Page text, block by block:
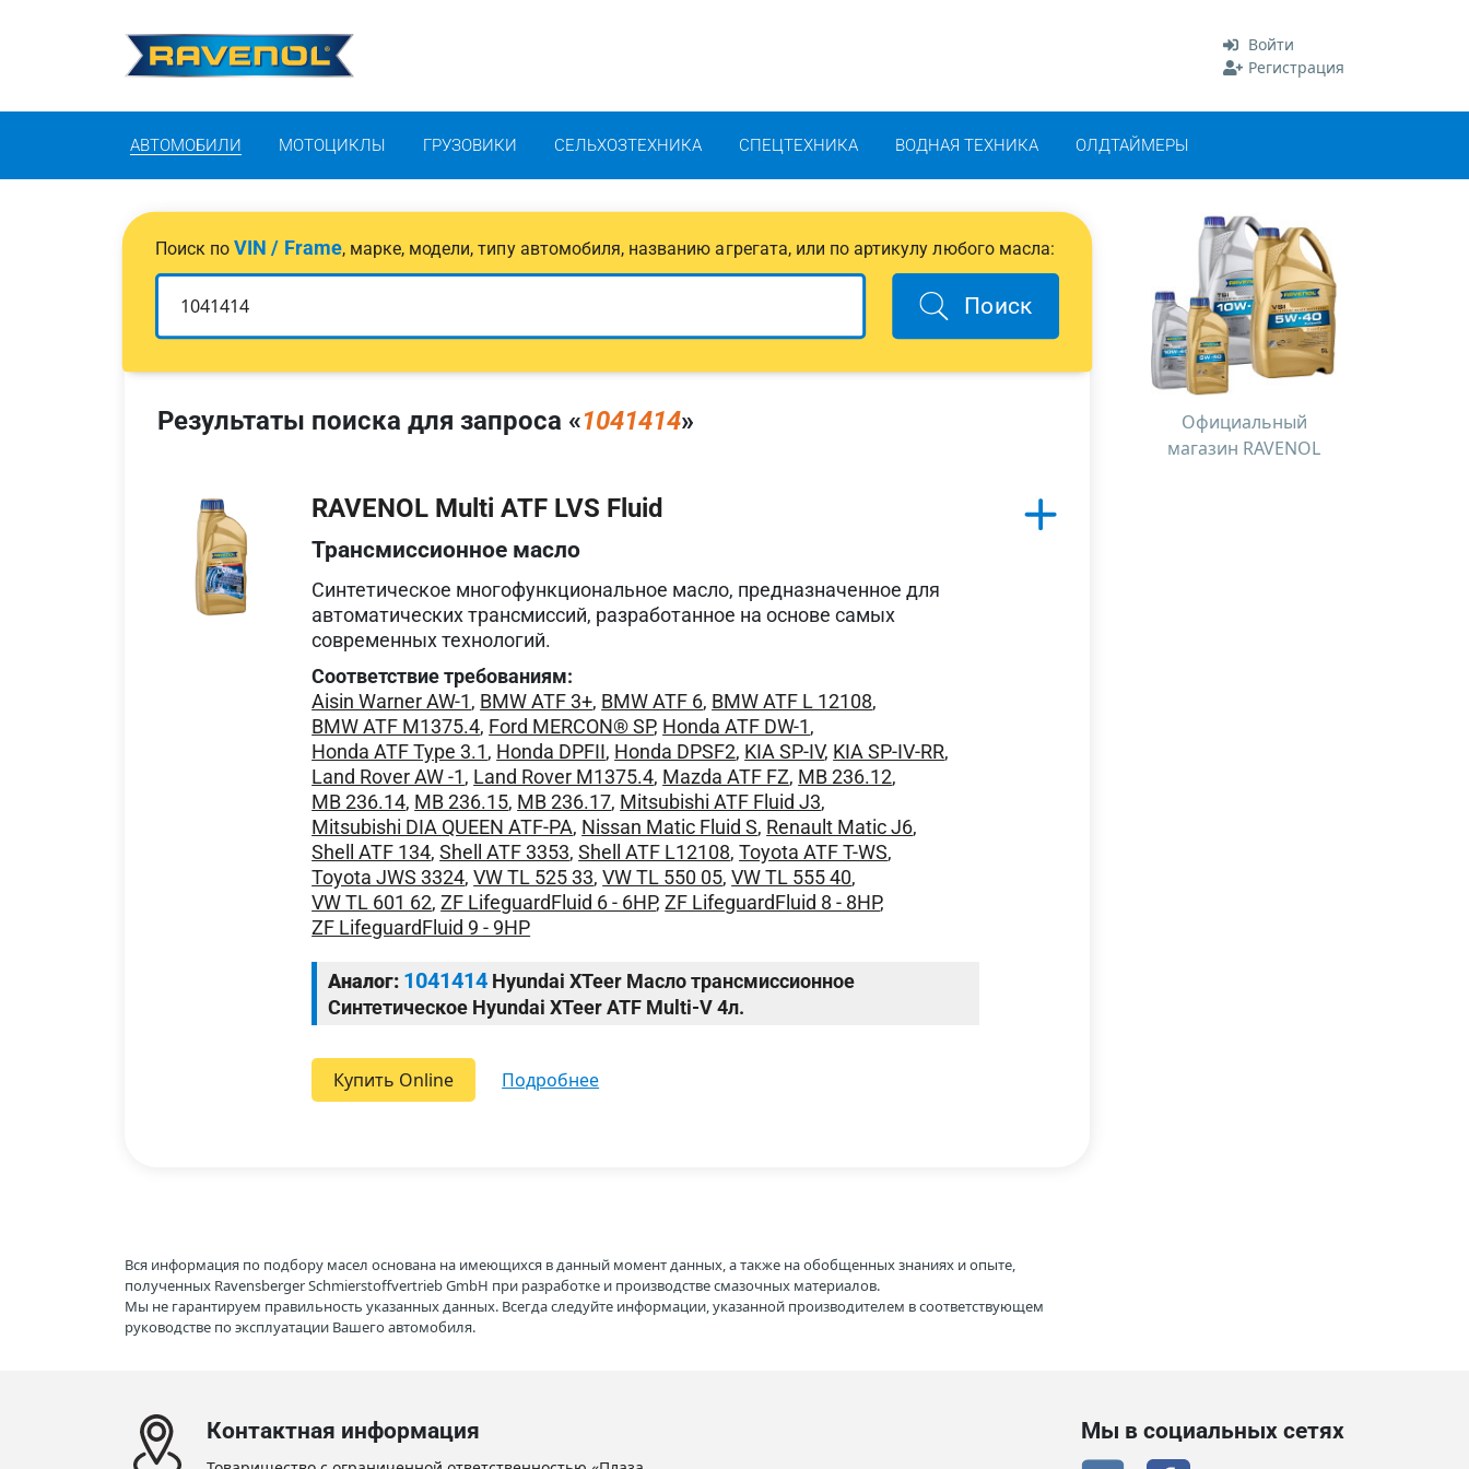
Войти
Регистрация
АВТОМОБИЛИ МОТОЦИКЛЫ ГРУЗОВИКИ СЕЛЬХОЗТЕХНИКА СПЕЦТЕХНИКА ВОДНАЯ ТЕХНИКА ОЛДТАЙМЕРЫ
Поиск поVIN / Frame, марке, модели, типу автомобиля, названию агрегата, или по артикулу любого масла:
Поиск
Результаты поиска для запроса «1041414»
RAVENOL Multi ATF LVS Fluid
Трансмиссионное масло
Синтетическое многофункциональное масло, предназначенное для
автоматических трансмиссий, разработанное на основе самых
современных технологий.
Соответствие требованиям:
Aisin Warner AW-1, BMW ATF 3+, BMW ATF 6, BMW ATF L 12108,
BMW ATF M1375.4, Ford MERCON® SP, Honda ATF DW-1,
Honda ATF Type 3.1, Honda DPFII, Honda DPSF2, KIA SP-IV, KIA SP-IV-RR,
Land Rover AW -1, Land Rover M1375.4, Mazda ATF FZ, MB 236.12,
MB 236.14, MB 236.15, MB 236.17, Mitsubishi ATF Fluid J3,
Mitsubishi DIA QUEEN ATF-PA, Nissan Matic Fluid S, Renault Matic J6,
Shell ATF 134,Shell ATF 3353,Shell ATF L12108,Toyota ATF T-WS,
Toyota JWS 3324,VW TL 525 33,VW TL 550 05,VW TL 555 40,
VW TL 601 62,ZF LifeguardFluid 6 - 6HP,ZF LifeguardFluid 8 - 8HP,
ZF LifeguardFluid 9 - 9HP
Аналог: 1041414 Hyundai XTeer Масло трансмиссионное
Синтетическое Hyundai XTeer ATF Multi-V 4л.
Купить Online подробнее
Официальный
магазин RAVENOL
Вся информация по подбору масел основана на имеющихся в данный момент данных, а также на обобщенных знаниях и опыте,
полученных Ravensberger Schmierstoffvertrieb GmbH при разработке и производстве смазочных материалов.
Мы не гарантируем правильность указанных данных. Всегда следуйте информации, указанной производителем в соответствующем
руководстве по эксплуатации Вашего автомобиля.
Контактная информация Мы в социальных сетях